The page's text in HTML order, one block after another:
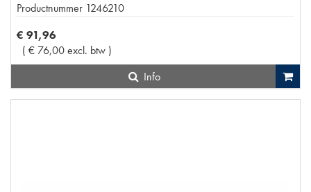
Productnummer 1246210
€ 91,96
( € 76,00excl. btw )
Info